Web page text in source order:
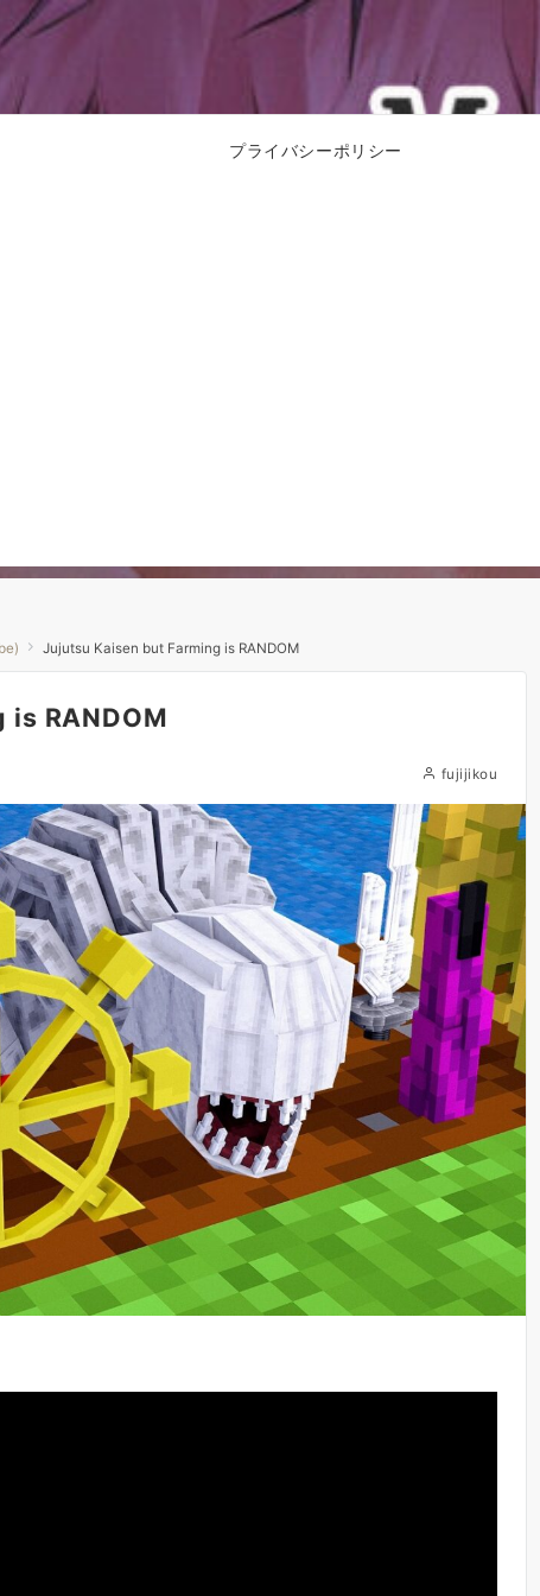
プライバシーポリシー
Jujutsu Kaisen but Farming is RANDOM
RANDOM
fujijikou